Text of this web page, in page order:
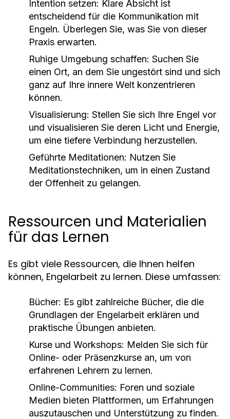
Intention setzen: Klare Absicht ist
entscheidend für die Kommunikation mit
Engeln. Überlegen Sie, was Sie von dieser
Praxis erwarten.
Ruhige Umgebung schaffen: Suchen Sie
einen Ort, an dem Sie ungestört sind und sich
ganz auf Ihre innere Welt konzentrieren
können.
Visualisierung: Stellen Sie sich Ihre Engel vor
und visualisieren Sie deren Licht und Energie,
um eine tiefere Verbindung herzustellen.
Geführte Meditationen: Nutzen Sie
Meditationstechniken, um in einen Zustand
der Offenheit zu gelangen.
Ressourcen und Materialien
für das Lernen
Es gibt viele Ressourcen, die Ihnen helfen
können, Engelarbeit zu lernen. Diese umfassen:
Bücher: Es gibt zahlreiche Bücher, die die
Grundlagen der Engelarbeit erklären und
praktische Übungen anbieten.
Kurse und Workshops: Melden Sie sich für
Online- oder Präsenzkurse an, um von
erfahrenen Lehrern zu lernen.
Online-Communities: Foren und soziale
Medien bieten Plattformen, um Erfahrungen
auszutauschen und Unterstützung zu finden.